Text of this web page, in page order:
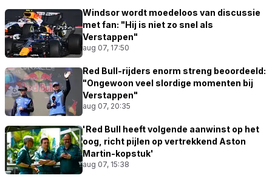
Windsor wordt moedeloos van discussie
met fan: "Hij is niet zo snel als
Verstappen"
aug 07, 17:50
Red Bull-rijders enorm streng beoordeeld:
"Ongewoon veel slordige momenten bij
Verstappen"
aug 07, 20:35
'Red Bull heeft volgende aanwinst op het
oog, richt pijlen op vertrekkend Aston
Martin-kopstuk'
aug 07, 15:38